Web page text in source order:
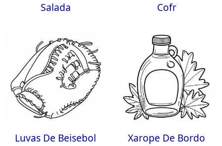
Salada Cofr
Luvas De Beisebol Xarope De Bordo